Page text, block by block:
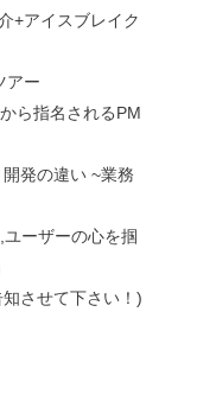
+アイスブレイク
アー
ら指名されるPM
発の違い ~業務
ーザーの心を掴
させて下さい！)